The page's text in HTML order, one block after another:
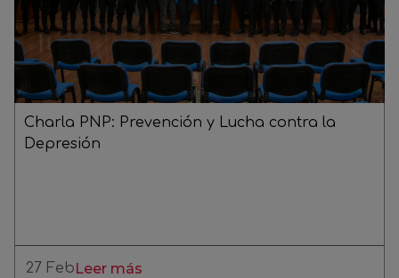
Charla PNP: Prevención y Lucha contra la
Depresión
27 FebLeer más